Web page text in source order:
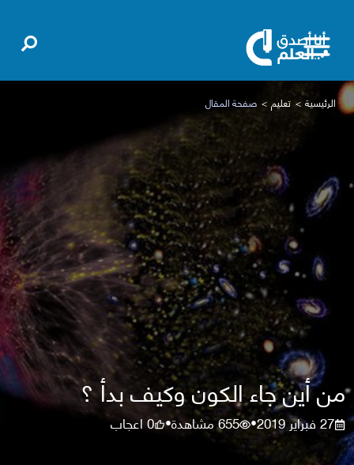
الرئيسية تعليم صفحة المقال
من أين جاء الكون وكيف بدأ ؟
27 فبراير 2019 •
655مشاهدة•
0اعجاب